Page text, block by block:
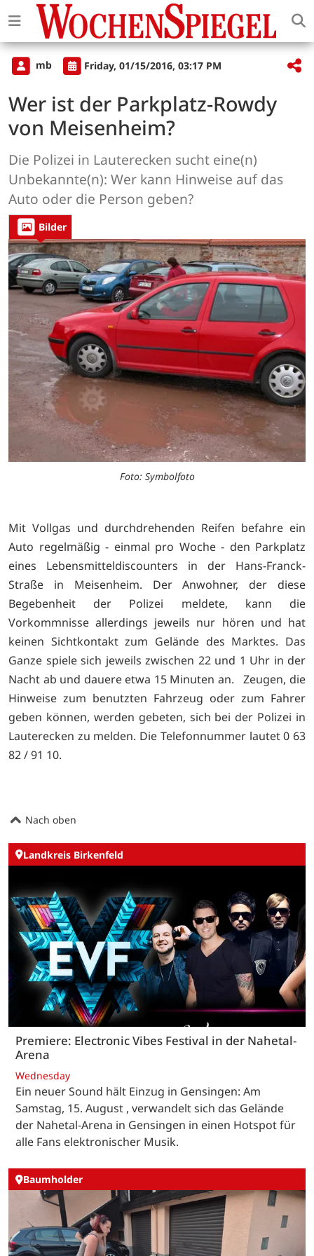
mb Friday, 01/15/2016, 03:17 PM
Wer ist der Parkplatz-Rowdy
von Meisenheim?
Die Polizei in Lauterecken sucht eine(n)
Unbekannte(n): Wer kann Hinweise auf das
Auto oder die Person geben?
Bilder
Foto: Symbolfoto
Mit Vollgas und durchdrehenden Reifen befahre ein
Auto regelmäßig - einmal pro Woche - den Parkplatz
eines Lebensmitteldiscounters in der Hans-Franck-
Straße in Meisenheim. Der Anwohner, der diese
Begebenheit der Polizei meldete, kann die
Vorkommnisse allerdings jeweils nur hören und hat
keinen Sichtkontakt zum Gelände des Marktes. Das
Ganze spiele sich jeweils zwischen 22 und 1 Uhr in der
Nacht ab und dauere etwa 15 Minuten an. Zeugen, die
Hinweise zum benutzten Fahrzeug oder zum Fahrer
geben können, werden gebeten, sich bei der Polizei in
Lauterecken zu melden. Die Telefonnummer lautet 0 63
82 / 91 10.
Nach oben
Landkreis Birkenfeld
Premiere: Electronic Vibes Festival in der Nahetal-
Arena
Wednesday
Ein neuer Sound hält Einzug in Gensingen: Am
Samstag, 15. August , verwandelt sich das Gelände
der Nahetal-Arena in Gensingen in einen Hotspot für
alle Fans elektronischer Musik.
Baumholder